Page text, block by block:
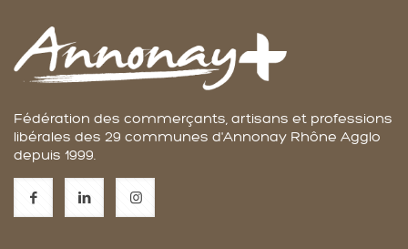
Fédération des commerçants, artisans et professions
libérales des 29 communes d'Annonay Rhône Agglo
depuis 1999.